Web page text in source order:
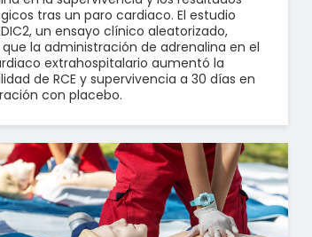
tras un paro cardiaco. El estudio
un ensayo clínico aleatorizado,
la administración de adrenalina en el
extrahospitalario aumentó la
de RCE y supervivencia a 30 días en
con placebo.